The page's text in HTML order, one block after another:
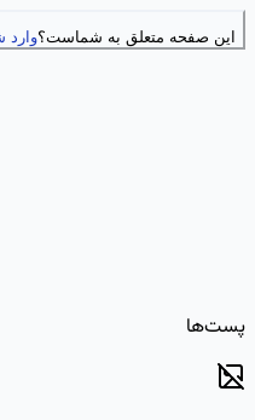
این صفحه متعلق به شماست؟وارد
پست‌ها